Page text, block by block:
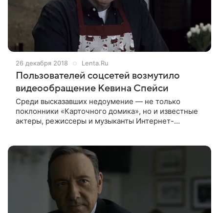
26 декабря 2018 Lenta.Ru
Пользователей соцсетей возмутило
видеообращение Кевина Спейси
Среди высказавших недоумение — не только
поклонники «Карточного домика», но и известные
актеры, режиссеры и музыканты Интернет-